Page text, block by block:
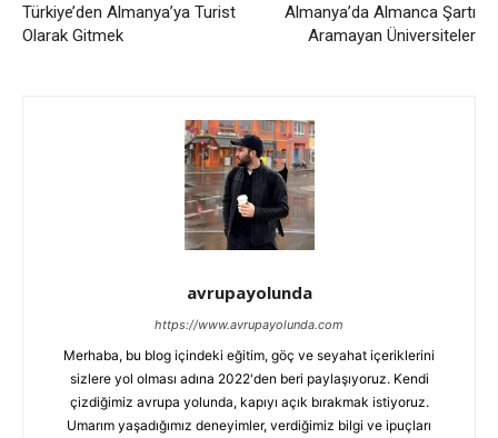
Türkiye’den Almanya’ya Turist
Olarak Gitmek
Almanya’da Almanca Şartı
Aramayan Üniversiteler
avrupayolunda
https://www.avrupayolunda.com
Merhaba, bu blog içindeki eğitim, göç ve seyahat içeriklerini
sizlere yol olması adına 2022'den beri paylaşıyoruz. Kendi
çizdiğimiz avrupa yolunda, kapıyı açık bırakmak istiyoruz.
Umarım yaşadığımız deneyimler, verdiğimiz bilgi ve ipuçları